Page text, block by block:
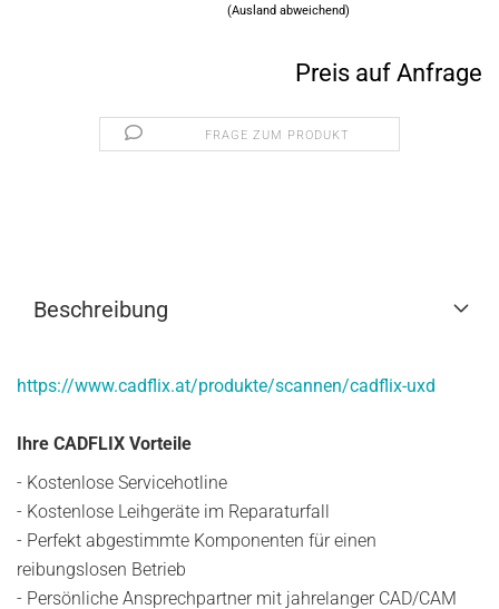
(Ausland abweichend)
Preis auf Anfrage
FRAGE ZUM PRODUKT
Beschreibung
https://www.cadflix.at/produkte/scannen/cadflix-uxd
Ihre CADFLIX Vorteile
- Kostenlose Servicehotline
- Kostenlose Leihgeräte im Reparaturfall
- Perfekt abgestimmte Komponenten für einen
reibungslosen Betrieb
- Persönliche Ansprechpartner mit jahrelanger CAD/CAM